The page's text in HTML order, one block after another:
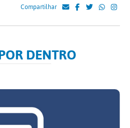
Compartilhar
DENTRO